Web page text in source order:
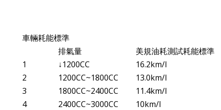
車輛耗能標準
排氣量
美規油耗測試耗能標準
1
↓1200CC
16.2km/l
2
1200CC~1800CC
13.0km/l
3
1800CC~2400CC
11.4km/l
4
2400CC~3000CC
10km/l